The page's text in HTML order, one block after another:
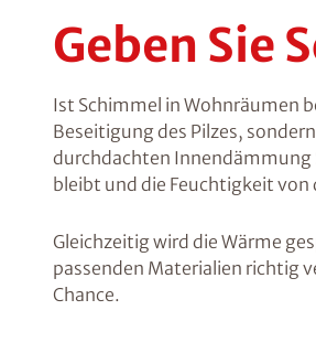
Geben Sie
Ist Schimmel in Wohnräumen
Beseitigung des Pilzes,
durchdachten Innendämmung
bleibt und die Feuchtigkeit von
Gleichzeitig wird die Wärme
passenden Materialien richtig
Chance.